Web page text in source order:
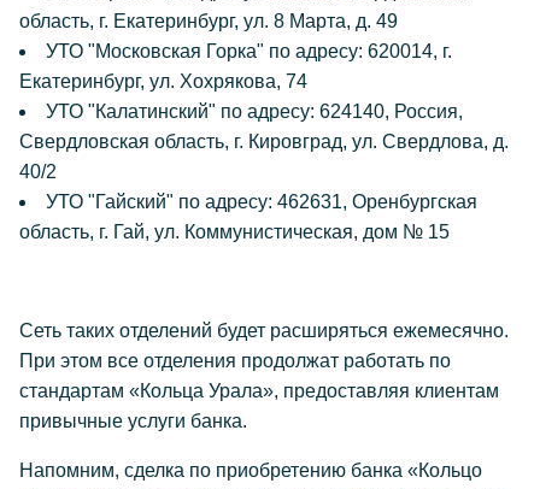
область, г. Екатеринбург, ул. 8 Марта, д. 49
УТО "Московская Горка" по адресу: 620014, г.
Екатеринбург, ул. Хохрякова, 74
УТО "Калатинский" по адресу: 624140, Россия,
Свердловская область, г. Кировград, ул. Свердлова, д.
40/2
УТО "Гайский" по адресу: 462631, Оренбургская
область, г. Гай, ул. Коммунистическая, дом № 15
Сеть таких отделений будет расширяться ежемесячно.
При этом все отделения продолжат работать по
стандартам «Кольца Урала», предоставляя клиентам
привычные услуги банка.
Напомним, сделка по приобретению банка «Кольцо